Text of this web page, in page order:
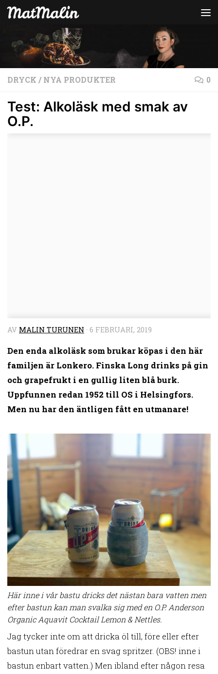
Hoppa till innehåll
DRYCK / NYA PRODUKTER 0
Test: Alkoläsk med smak av
O.P.
AV MALIN TURUNEN · 6 FEBRUARI, 2019
Den enda alkoläsk som brukar köpas i den här
familjen är Lonkero. Finska Long drinks på gin
och grapefrukt i en gullig liten blå burk.
Uppfunnen redan 1952 till OS i Helsingfors.
Men nu har den äntligen fått en utmanare!
Här inne i vår bastu dricks det nästan bara vatten men
efter bastun kan man svalka sig med en O.P. Anderson
Organic Aquavit Cocktail Lemon & Nettles.
Jag tycker inte om att dricka öl till, före eller efter
bastun utan föredrar en svag spritzer. (OBS! inne i
bastun enbart vatten.) Men ibland efter någon resa